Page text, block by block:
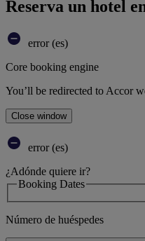
Reserva un hotel
error (es)
Core booking engine
You’ll be redirected to Accor
Close window
error (es)
¿Adónde quiere ir?
Booking Dates
Número de huéspedes